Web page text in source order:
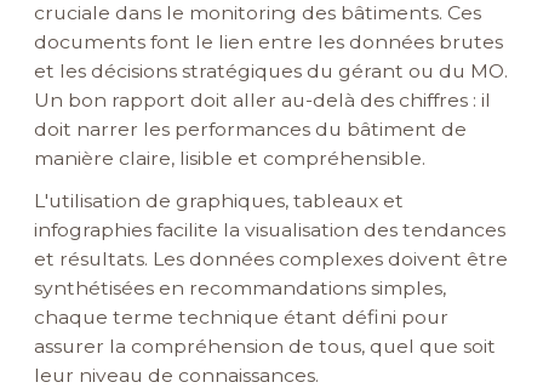
cruciale dans le monitoring des bâtiments. Ces
documents font le lien entre les données brutes
et les décisions stratégiques du gérant ou du MO.
Un bon rapport doit aller au-delà des chiffres : il
doit narrer les performances du bâtiment de
manière claire, lisible et compréhensible.
L'utilisation de graphiques, tableaux et
infographies facilite la visualisation des tendances
et résultats. Les données complexes doivent être
synthétisées en recommandations simples,
chaque terme technique étant défini pour
assurer la compréhension de tous, quel que soit
leur niveau de connaissances.